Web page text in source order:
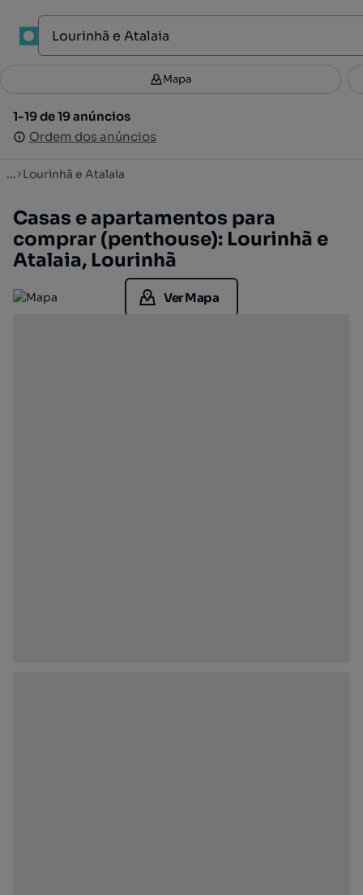
Filtros 2
1-19 de 19 anúncios
Ordem dos anúncios
Mapa
1-19 de 19 anúncios
Ordem dos anúncios
... Lourinhã e Atalaia
Casas e apartamentos para
comprar (penthouse): Lourinhã e
Atalaia, Lourinhã
Ver Mapa